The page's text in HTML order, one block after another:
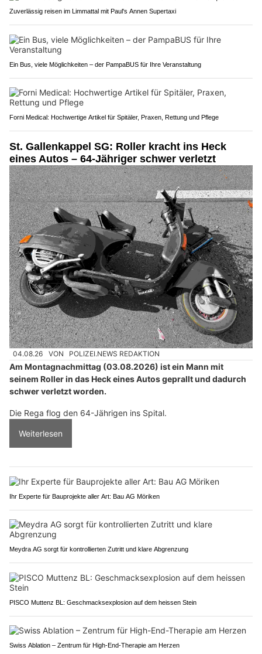
Zuverlässig reisen im Limmattal mit Paul's Annen Supertaxi
Ein Bus, viele Möglichkeiten – der PampaBUS für Ihre Veranstaltung
Forni Medical: Hochwertige Artikel für Spitäler, Praxen, Rettung und Pflege
St. Gallenkappel SG: Roller kracht ins Heck
eines Autos – 64-Jähriger schwer verletzt
04.08.26 VON POLIZEI.NEWS REDAKTION
Am Montagnachmittag (03.08.2026) ist ein Mann mit
seinem Roller in das Heck eines Autos geprallt und dadurch
schwer verletzt worden.
Die Rega flog den 64-Jährigen ins Spital.
Weiterlesen
Ihr Experte für Bauprojekte aller Art: Bau AG Möriken
Meydra AG sorgt für kontrollierten Zutritt und klare Abgrenzung
PISCO Muttenz BL: Geschmacksexplosion auf dem heissen Stein
Swiss Ablation – Zentrum für High-End-Therapie am Herzen